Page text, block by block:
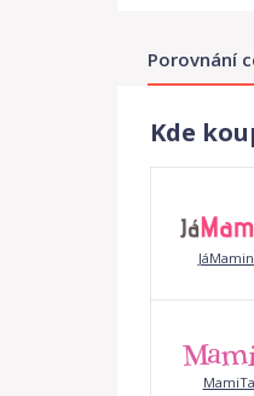
Porovnání
Kde